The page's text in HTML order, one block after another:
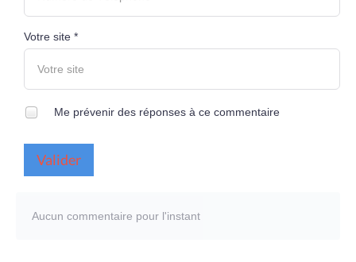
Votre site *
Me prévenir des réponses à ce commentaire
Valider
Aucun commentaire pour l'instant